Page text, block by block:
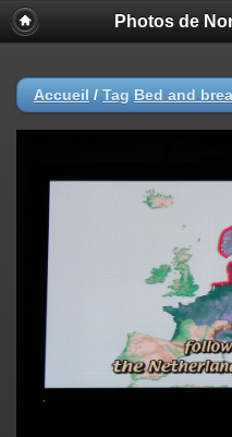
Photos de
Accueil / Tag Bed and